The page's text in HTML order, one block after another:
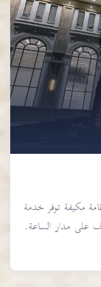
مكيفة توفر خدمة
مدار الساعة.